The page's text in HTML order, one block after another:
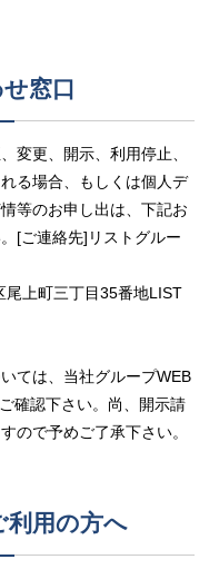
窓口
変更、開示、利用停止、
る場合、もしくは個人デ
等のお申し出は、下記お
[ご連絡先]リストグルー
上町三丁目35番地LIST
ては、当社グループWEB
確認下さい。尚、開示請
ので予めご了承下さい。
利用の方へ